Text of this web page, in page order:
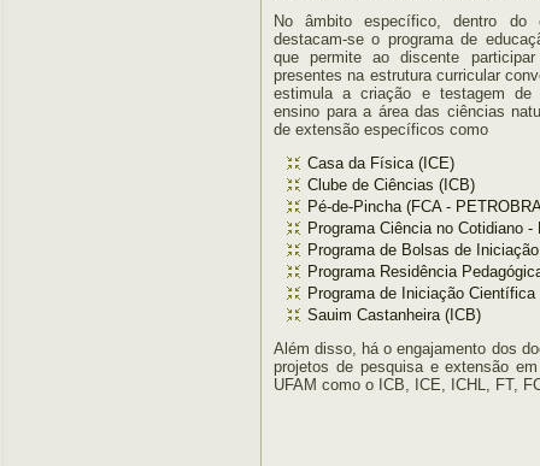
No âmbito específico, dentro do
destacam-se o programa de
que permite ao discente
presentes na estrutura curricular
estimula a criação e testagem de
ensino para a área das ciências
de extensão específicos como
Casa da Física (ICE)
Clube de Ciências (ICB)
Pé-de-Pincha (FCA -
Programa Ciência no Cotidiano -
Programa de Bolsas de
Programa Residência
Programa de Iniciação
Sauim Castanheira (ICB)
Além disso, há o engajamento dos
projetos de pesquisa e extensão
UFAM como o ICB, ICE, ICHL, FT,